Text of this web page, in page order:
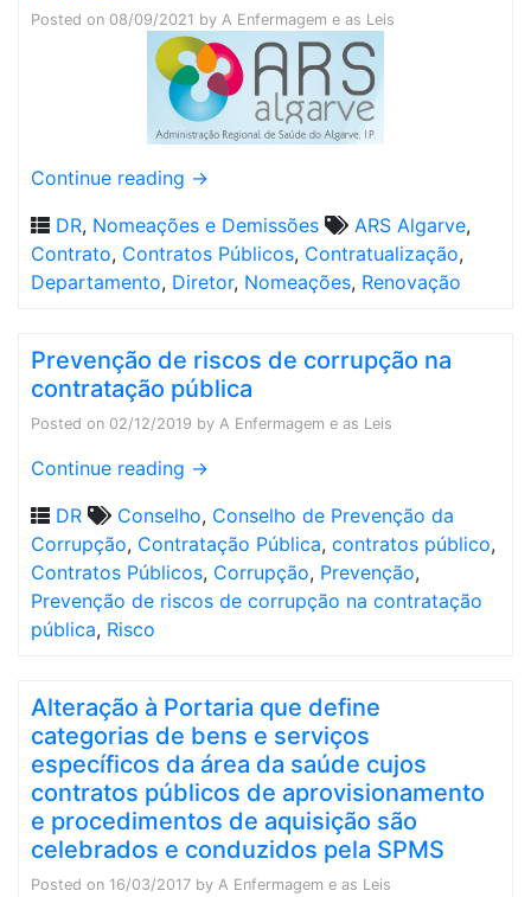
Posted on 08/09/2021 by A Enfermagem e as Leis
Continue reading →
DR, Nomeações e Demissões ARS Algarve,
Contrato, Contratos Públicos, Contratualização,
Departamento, Diretor, Nomeações, Renovação
Prevenção de riscos de corrupção na
contratação pública
Posted on 02/12/2019 by A Enfermagem e as Leis
Continue reading →
DR
Conselho, Conselho de Prevenção da
Corrupção, Contratação Pública, contratos público,
Contratos Públicos, Corrupção, Prevenção,
Prevenção de riscos de corrupção na contratação
pública, Risco
Alteração à Portaria que define
categorias de bens e serviços
específicos da área da saúde cujos
contratos públicos de aprovisionamento
e procedimentos de aquisição são
celebrados e conduzidos pela SPMS
Posted on 16/03/2017 by A Enfermagem e as Leis